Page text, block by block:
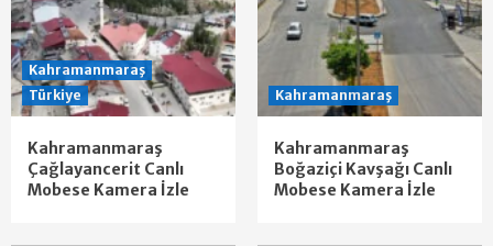
Kahramanmaraş
Türkiye
Kahramanmaraş
Çağlayancerit Canlı
Mobese Kamera İzle
Kahramanmaraş
Kahramanmaraş
Boğaziçi Kavşağı Canlı
Mobese Kamera İzle